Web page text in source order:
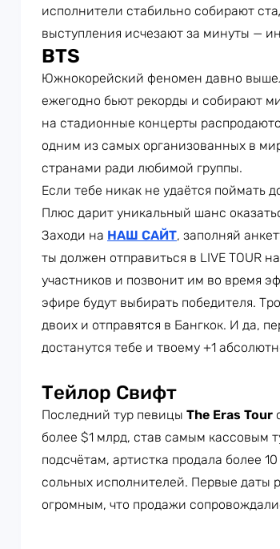
исполнители стабильно собирают
выступления исчезают за минуты —
BTS
Южнокорейский феномен давно
ежегодно бьют рекорды и собирают
на стадионные концерты
одним из самых организованных в
странами ради любимой группы.
Если тебе никак не удаётся поймать
Плюс дарит уникальный шанс
Заходи на НАШ САЙТ, заполняй
ты должен отправиться в LIVE TOUR
участников и позвонит им во время
эфире будут выбирать победителя.
двоих и отправятся в Бангкок. И да,
достанутся тебе и твоему +1
Тейлор Свифт
Последний тур певицы The Eras Tour
более $1 млрд, став самым кассовым
подсчётам, артистка продала более
сольных исполнителей. Первые даты
огромным, что продажи